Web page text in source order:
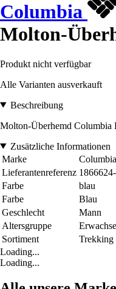
Columbia
Molton-
Produkt nicht verfügbar
Alle Varianten ausverkauft
Beschreibung
Molton-Überhemd
Zusätzliche Informationen
Marke
Columbia
Lieferantenreferenz
Farbe
blau
Farbe
Blau
Geschlecht
Mann
Altersgruppe
Sortiment
Trekking
Loading...
Loading...